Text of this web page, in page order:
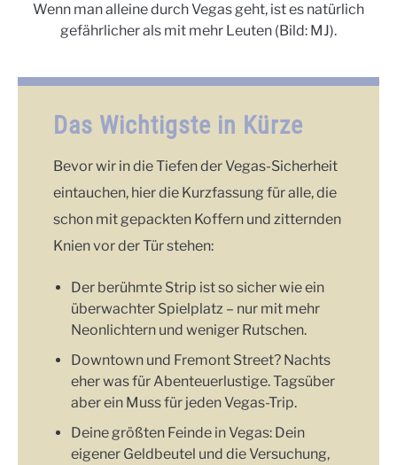
Wenn man alleine durch Vegas geht, ist es natürlich
gefährlicher als mit mehr Leuten (Bild: MJ).
Das Wichtigste in Kürze
Bevor wir in die Tiefen der Vegas-Sicherheit
eintauchen, hier die Kurzfassung für alle, die
schon mit gepackten Koffern und zitternden
Knien vor der Tür stehen:
Der berühmte Strip ist so sicher wie ein
überwachter Spielplatz – nur mit mehr
Neonlichtern und weniger Rutschen.
Downtown und Fremont Street? Nachts
eher was für Abenteuerlustige. Tagsüber
aber ein Muss für jeden Vegas-Trip.
Deine größten Feinde in Vegas: Dein
eigener Geldbeutel und die Versuchung,